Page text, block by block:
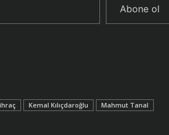
Abone ol
ihraç Kemal Kılıçdaroğlu
Mahmut Tanal